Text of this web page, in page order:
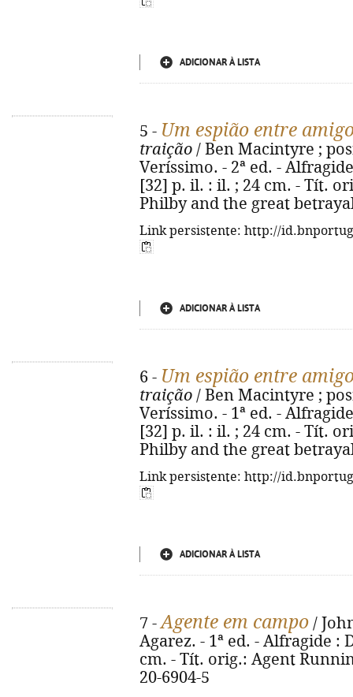
ADICIONAR À LISTA
5 - Um espião entre
traição / Ben Macintyre ;
Veríssimo. - 2ª ed. -
[32] p. il. : il. ; 24 cm. - Tít.
Philby and the great
Link persistente: http://
ADICIONAR À LISTA
6 - Um espião entre
traição / Ben Macintyre ;
Veríssimo. - 1ª ed. -
[32] p. il. : il. ; 24 cm. - Tít.
Philby and the great
Link persistente: http://
ADICIONAR À LISTA
7 -Agente em campo /
Agarez. - 1ª ed. - Alfragide :
cm. - Tít. orig.: Agent
20-6904-5